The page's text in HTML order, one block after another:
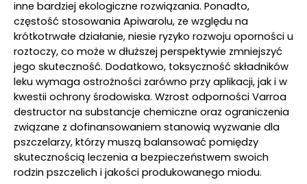
inne bardziej ekologiczne rozwiązania. Ponadto,
częstość stosowania Apiwarolu, ze względu na
krótkotrwałe działanie, niesie ryzyko rozwoju oporności u
roztoczy, co może w dłuższej perspektywie zmniejszyć
jego skuteczność. Dodatkowo, toksyczność składników
leku wymaga ostrożności zarówno przy aplikacji, jak i w
kwestii ochrony środowiska. Wzrost odporności Varroa
destructor na substancje chemiczne oraz ograniczenia
związane z dofinansowaniem stanowią wyzwanie dla
pszczelarzy, którzy muszą balansować pomiędzy
skutecznością leczenia a bezpieczeństwem swoich
rodzin pszczelich i jakości produkowanego miodu.